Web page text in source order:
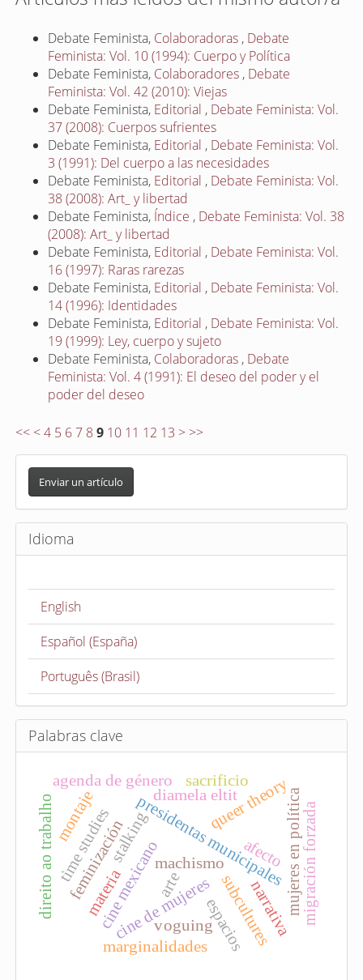
Debate Feminista, Colaboradoras , Debate
Feminista: Vol. 10 (1994): Cuerpo y Política
Debate Feminista, Colaboradores , Debate
Feminista: Vol. 42 (2010): Viejas
Debate Feminista, Editorial , Debate Feminista: Vol.
37 (2008): Cuerpos sufrientes
Debate Feminista, Editorial , Debate Feminista: Vol.
3 (1991): Del cuerpo a las necesidades
Debate Feminista, Editorial , Debate Feminista: Vol.
38 (2008): Art_ y libertad
Debate Feminista, Índice , Debate Feminista: Vol. 38
(2008): Art_ y libertad
Debate Feminista, Editorial , Debate Feminista: Vol.
16 (1997): Raras rarezas
Debate Feminista, Editorial , Debate Feminista: Vol.
14 (1996): Identidades
Debate Feminista, Editorial , Debate Feminista: Vol.
19 (1999): Ley, cuerpo y sujeto
Debate Feminista, Colaboradoras , Debate
Feminista: Vol. 4 (1991): El deseo del poder y el
poder del deseo
<< < 4 5 6 7 8 9 10 11 12 13 > >>
E
v
i
a
c
l
Enviar un artículo
Idioma
English
Español (España)
Português (Brasil)
Palabras clave
stalkingpresidentas municipales
cine mexicano mujeres en política
machismo
agenda de género
feminización
cine de mujeres
voguing
queer theory
time studies
subcultures
afecto
materia
marginalidades
migración forzada
narrativa
espacios
direito ao trabalho diamela eltit
montaje
arte
sacrificio